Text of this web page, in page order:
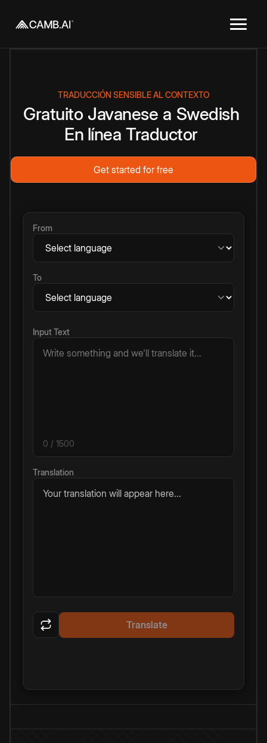
TRADUCCIÓN SENSIBLE AL CONTEXTO
Gratuito Javanese a Swedish
En línea Traductor
Get started for free
From
To
Input Text
0 / 1500
Translation
Your translation will appear here...
Translate